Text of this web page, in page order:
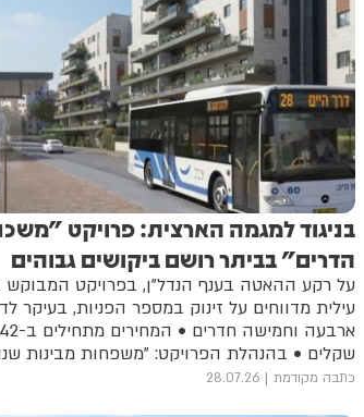
בניגוד למגמה הארצית: פרויקט
הדרים" בביתר רושם ביקושים גבוהים
על רקע ההאטה בענף הנדל"ן, בפרויקט המבוקש
עילית מדווחים על זינוק במספר הפניות, בעיקר
שקלים • בהנהלת הפרויקט: "משפחות מבינות
הזדמנות לרכוש דירה מרווחת בתנאים אטרקטיביים"
כתבה מקודמת 28.07.26